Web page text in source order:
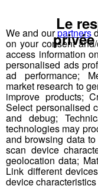
We and ourpartners
on your consent
access information
personalised ads
ad performance;
market research to
improve products;
Select personalised
and debug;
technologies may
and browsing data
scan device
geolocation data;
Link different
device
Le